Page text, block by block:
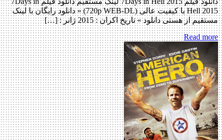
Hell 2015 با کیفیت عالی (720p WEB-DL) « دانلود رایگان با لینک
مستقیم از هستی دانلود » تاریخ اکران : 2015 ژانر : […]
Read more